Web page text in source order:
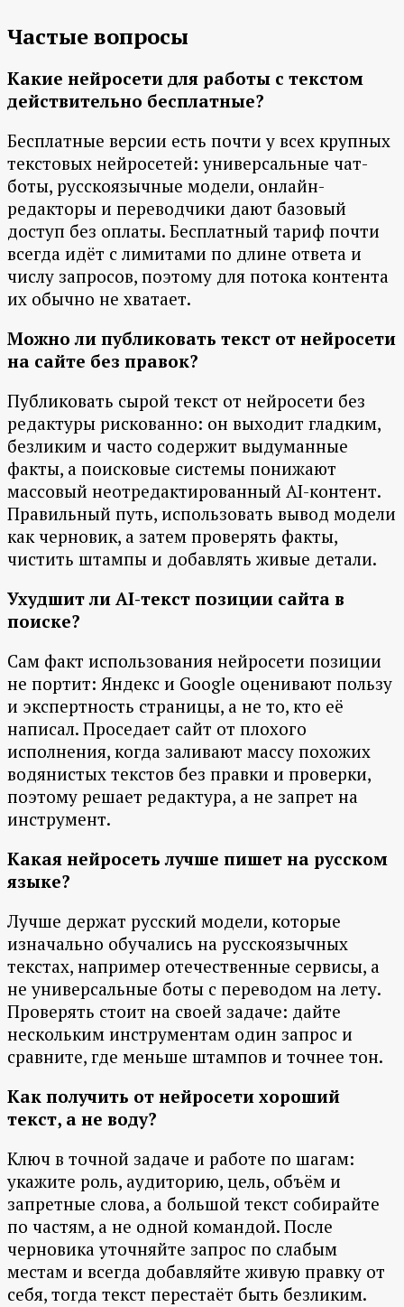
Частые вопросы
Какие нейросети для работы с текстом
действительно бесплатные?
Бесплатные версии есть почти у всех крупных
текстовых нейросетей: универсальные чат-
боты, русскоязычные модели, онлайн-
редакторы и переводчики дают базовый
доступ без оплаты. Бесплатный тариф почти
всегда идёт с лимитами по длине ответа и
числу запросов, поэтому для потока контента
их обычно не хватает.
Можно ли публиковать текст от нейросети
на сайте без правок?
Публиковать сырой текст от нейросети без
редактуры рискованно: он выходит гладким,
безликим и часто содержит выдуманные
факты, а поисковые системы понижают
массовый неотредактированный AI-контент.
Правильный путь, использовать вывод модели
как черновик, а затем проверять факты,
чистить штампы и добавлять живые детали.
Ухудшит ли AI-текст позиции сайта в
поиске?
Сам факт использования нейросети позиции
не портит: Яндекс и Google оценивают пользу
и экспертность страницы, а не то, кто её
написал. Проседает сайт от плохого
исполнения, когда заливают массу похожих
водянистых текстов без правки и проверки,
поэтому решает редактура, а не запрет на
инструмент.
Какая нейросеть лучше пишет на русском
языке?
Лучше держат русский модели, которые
изначально обучались на русскоязычных
текстах, например отечественные сервисы, а
не универсальные боты с переводом на лету.
Проверять стоит на своей задаче: дайте
нескольким инструментам один запрос и
сравните, где меньше штампов и точнее тон.
Как получить от нейросети хороший
текст, а не воду?
Ключ в точной задаче и работе по шагам:
укажите роль, аудиторию, цель, объём и
запретные слова, а большой текст собирайте
по частям, а не одной командой. После
черновика уточняйте запрос по слабым
местам и всегда добавляйте живую правку от
себя, тогда текст перестаёт быть безликим.